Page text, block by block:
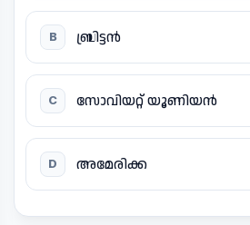
B ബ്രിട്ടൻ
C സോവിയറ്റ് യൂണിയൻ
D അമേരിക്ക